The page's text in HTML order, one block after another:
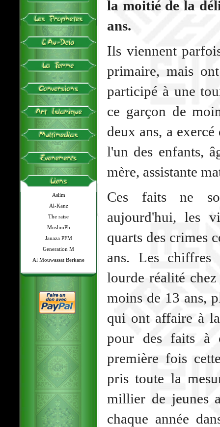
Aslim
Al-Kanz
The raise
MuslimPh
Janaza PFM
Generation M
Al Mouwassat Berkane
la moitié de la
ans.
Ils viennent
primaire, mais
participé à une
ce garçon de
deux ans, a
l'un des enfants,
mère, assistante
Ces faits ne
aujourd'hui, les
quarts des crimes
ans. Les chiffres
lourde réalité
moins de 13 ans,
qui ont affaire à
pour des faits à
première fois
pris toute la
millier de jeunes
chaque année